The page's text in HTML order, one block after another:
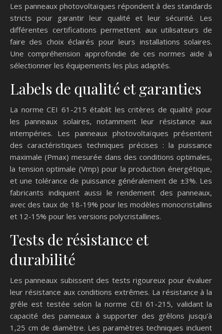
Les panneaux photovoltaïques répondent à des standards
stricts pour garantir leur qualité et leur sécurité. Les
différentes certifications permettent aux utilisateurs de
faire des choix éclairés pour leurs installations solaires.
Une compréhension approfondie de ces normes aide à
sélectionner les équipements les plus adaptés.
Labels de qualité et garanties
La norme CEI 61-215 établit les critères de qualité pour
les panneaux solaires, notamment leur résistance aux
intempéries. Les panneaux photovoltaïques présentent
des caractéristiques techniques précises : la puissance
maximale (Pmax) mesurée dans des conditions optimales,
la tension optimale (Vmp) pour la production énergétique,
et une tolérance de puissance généralement de ±3%. Les
fabricants indiquent aussi le rendement des panneaux,
avec des taux de 18-19% pour les modèles monocristallins
et 12-15% pour les versions polycristallines.
Tests de résistance et
durabilité
Les panneaux subissent des tests rigoureux pour évaluer
leur résistance aux conditions extrêmes. La résistance à la
grêle est testée selon la norme CEI 61-215, validant la
capacité des panneaux à supporter des grêlons jusqu'à
1,25 cm de diamètre. Les paramètres techniques incluent